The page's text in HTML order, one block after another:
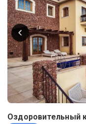
Оздоровительный